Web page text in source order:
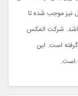
نیز موجب شده تا
باشد. شرکت المکس
به طول 2 متر در نظر گرفته است. این